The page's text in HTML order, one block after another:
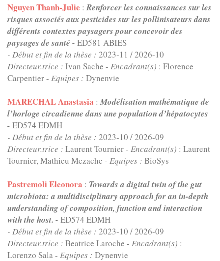
Nguyen Thanh-Julie :Renforcer les connaissances sur les
risques associés aux pesticides sur les pollinisateurs dans
différents contextes paysagers pour concevoir des
paysages de santé - ED581 ABIES
- Début et fin de la thèse : 2023-11 /2026-10
Directeur.trice : Ivan Sache - Encadrant(s) : Florence
Carpentier - Equipes : Dynenvie
MARECHAL Anastasia :Modélisation mathématique de
l’horloge circadienne dans une population d’hépatocytes
- ED574 EDMH
- Début et fin de la thèse : 2023-10 /2026-09
Directeur.trice : Laurent Tournier - Encadrant(s) : Laurent
Tournier, Mathieu Mezache - Equipes : BioSys
Pastremoli Eleonora : Towards a digital twin of the gut
microbiota: a multidisciplinary approach for an in-depth
understanding of composition, function and interaction
with the host. - ED574 EDMH
- Début et fin de la thèse : 2023-10 /2026-09
Directeur.trice : Beatrice Laroche - Encadrant(s) :
Lorenzo Sala - Equipes : Dynenvie